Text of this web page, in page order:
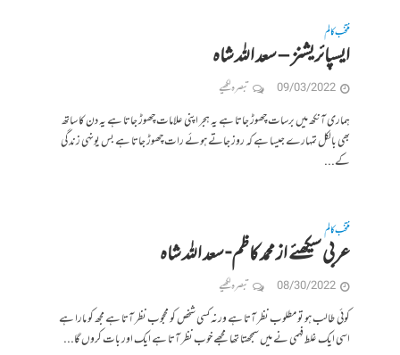
منتخب کالم
ایسپائریشنز – سعد الله شاہ
09/03/2022 تبصرہ لکھیے
ہماری آنکھ میں برسات چھوڑ جاتا ہے یہ ہجر اپنی علامات چھوڑ جاتا ہے یہ دن کا ساتھ
بھی بالکل تمہارے جیسا ہے کہ روز جاتے ہوئے رات چھوڑ جاتا ہے بس یونہی زندگی
کے...
منتخب کالم
عربی سیکھئے از محمد کاظم- سعد الله شاہ
08/30/2022 تبصرہ لکھیے
کوئی طالب ہو تو مطلوب نظر آتا ہے ورنہ کسی شخص کو محجوب نظر آتا ہے مجھ کو مارا ہے
اسی ایک غلط فہمی نے میں سمجھتا تھا مجھے خوب نظر آتا ہے ایک اور بات کروں گا...